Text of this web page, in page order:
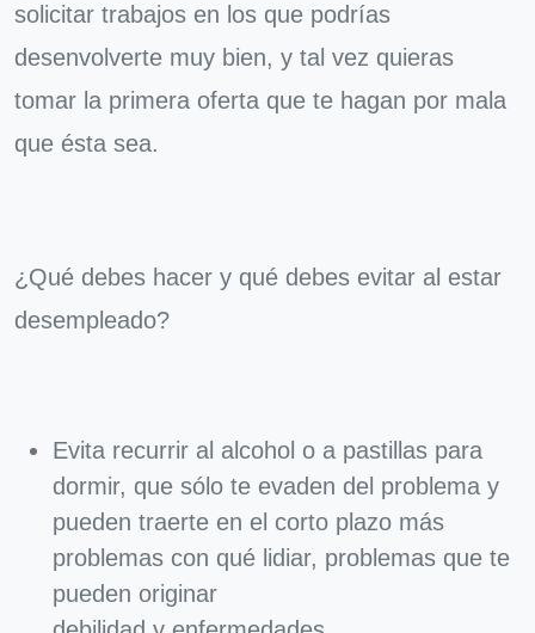
solicitar trabajos en los que podrías
desenvolverte muy bien, y tal vez quieras
tomar la primera oferta que te hagan por mala
que ésta sea.
¿Qué debes hacer y qué debes evitar al estar
desempleado?
Evita recurrir al alcohol o a pastillas para
dormir, que sólo te evaden del problema y
pueden traerte en el corto plazo más
problemas con qué lidiar, problemas que te
pueden originar